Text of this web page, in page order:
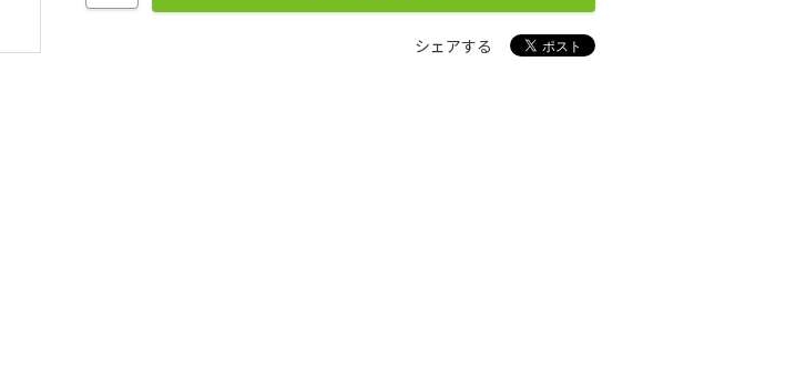
シェアする